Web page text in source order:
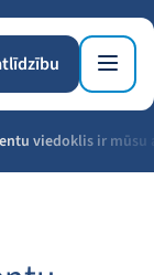
viedoklis ir